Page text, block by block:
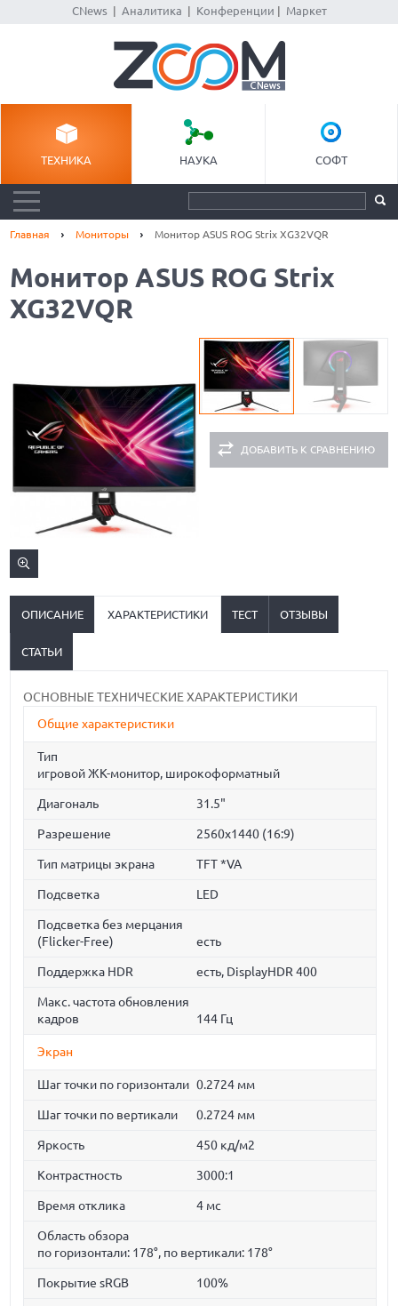
CNews| Аналитика Конференции Маркет
ТЕХНИКА НАУКА СОФТ
Главная Мониторы Монитор ASUS ROG Strix XG32VQR
Монитор ASUS ROG Strix
XG32VQR
ДОБАВИТЬ К СРАВНЕНИЮ
ОПИСАНИЕ ХАРАКТЕРИСТИКИ ТЕСТ ОТЗЫВЫ
СТАТЬИ
ОСНОВНЫЕ ТЕХНИЧЕСКИЕ ХАРАКТЕРИСТИКИ
Общие характеристики
Тип
игровой ЖК-монитор, широкоформатный
Диагональ 31.5"
Разрешение 2560x1440 (16:9)
Тип матрицы экрана TFT *VA
Подсветка LED
Подсветка без мерцания
(Flicker-Free)
есть
Поддержка HDR есть, DisplayHDR 400
Макс. частота обновления
кадров
144 Гц
Экран
Шаг точки по горизонтали 0.2724 мм
Шаг точки по вертикали 0.2724 мм
Яркость 450 кд/м2
Контрастность 3000:1
Время отклика 4 мс
Область обзора
по горизонтали: 178°, по вертикали: 178°
Покрытие sRGB 100%